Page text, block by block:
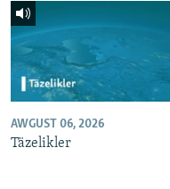
AWGUST 06, 2026
Täzelikler